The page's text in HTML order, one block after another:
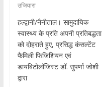
उजियारा
हल्द्वानी/नैनीताल। सामुदायिक
स्वास्थ्य के प्रति अपनी प्रतिबद्धता
को दोहराते हुए, प्रसिद्ध कंसल्टेंट
फैमिली फिजिशियन एवं
डायबिटोलॉजिस्ट डॉ. सुपर्णा जोशी
द्वारा